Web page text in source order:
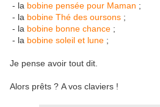
- la bobine pensée pour Maman ;
- la bobine Thé des oursons ;
- la bobine bonne chance ;
- la bobine soleil et lune ;
Je pense avoir tout dit.
Alors prêts ? A vos claviers !